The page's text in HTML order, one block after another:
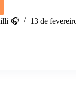
🎧 13 de